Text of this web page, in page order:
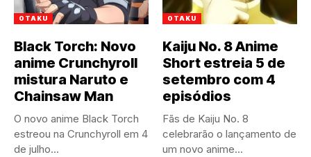
OTAKU
Black Torch: Novo
anime Crunchyroll
mistura Naruto e
Chainsaw Man
O novo anime Black Torch
estreou na Crunchyroll em 4
de julho...
OTAKU
Kaiju No. 8 Anime
Short estreia 5 de
setembro com 4
episódios
Fãs de Kaiju No. 8
celebrarão o lançamento de
um novo anime...